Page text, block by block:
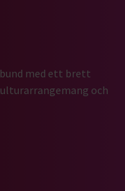
med ett brett
och